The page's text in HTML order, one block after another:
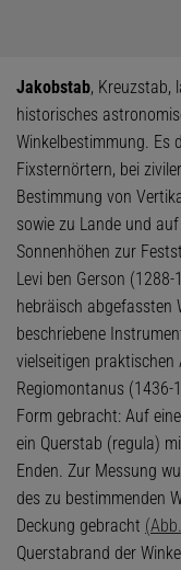
Jakobstab, Kreuzstab,
historisches
Winkelbestimmung. Es
Fixsternörtern, bei
Bestimmung von
sowie zu Lande und
Sonnenhöhen zur
Levi ben Gerson
hebräisch abgefassten
beschriebene
vielseitigen
Regiomontanus (1436-
Form gebracht: Auf
ein Querstab (regula)
Enden. Zur Messung
des zu bestimmenden
Deckung gebracht
Querstabrand der